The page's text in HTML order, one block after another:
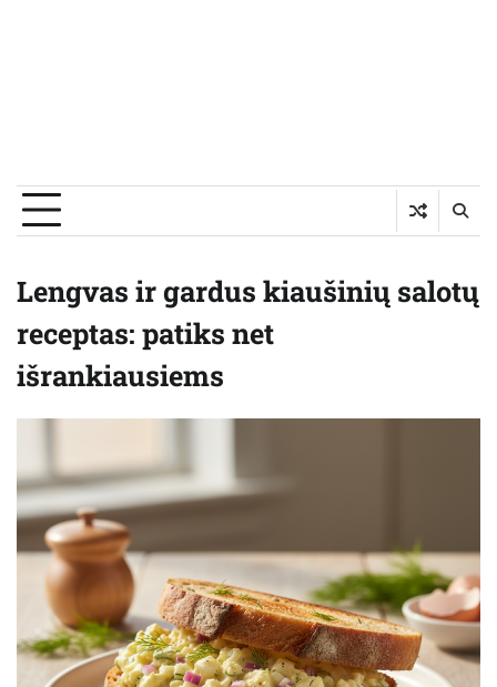
Lengvas ir gardus kiaušinių salotų
receptas: patiks net
išrankiausiems